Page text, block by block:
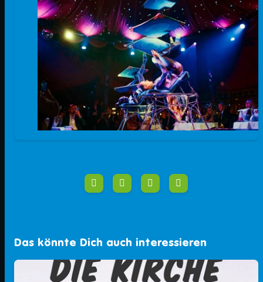
Das könnte Dich auch interessieren